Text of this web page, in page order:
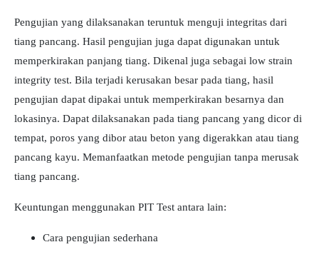
Pengujian yang dilaksanakan teruntuk menguji integritas dari
tiang pancang. Hasil pengujian juga dapat digunakan untuk
memperkirakan panjang tiang. Dikenal juga sebagai low strain
integrity test. Bila terjadi kerusakan besar pada tiang, hasil
pengujian dapat dipakai untuk memperkirakan besarnya dan
lokasinya. Dapat dilaksanakan pada tiang pancang yang dicor di
tempat, poros yang dibor atau beton yang digerakkan atau tiang
pancang kayu. Memanfaatkan metode pengujian tanpa merusak
tiang pancang.
Keuntungan menggunakan PIT Test antara lain:
Cara pengujian sederhana